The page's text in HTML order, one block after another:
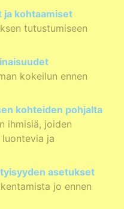
ja kohtaamiset
tutustumiseen
kokeilun ennen
kohteiden pohjalta
ihmisiä, joiden
ja
asetukset
jo ennen